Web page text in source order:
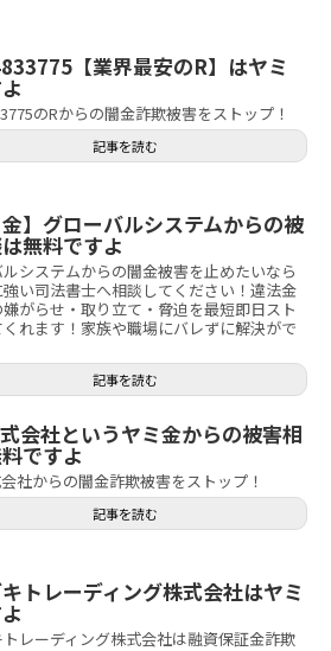
【業界最安のR】はヤミ
のRからの闇金詐欺被害をストップ！
記事を読む
金】グローバルシステムからの被
無料ですよ
システムからの闇金被害を止めたいなら
い司法書士へ相談してください！違法金
がらせ・取り立て・脅迫を最短即日スト
くれます！家族や職場にバレずに解決がで
記事を読む
会社というヤミ金からの被害相
ですよ
社からの闇金詐欺被害をストップ！
記事を読む
トレーディング株式会社はヤミ
トレーディング株式会社は融資保証金詐欺